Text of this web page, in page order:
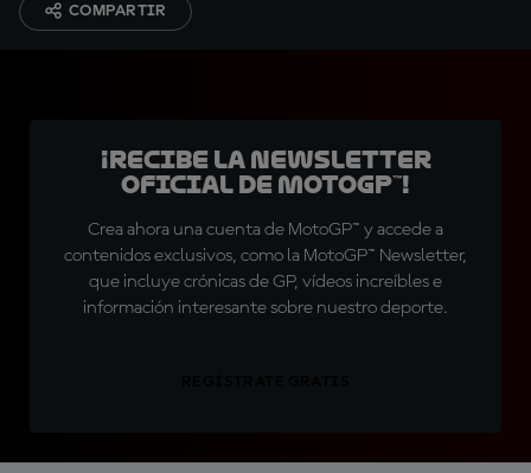
COMPARTIR
¡Recibe la Newsletter
oficial de MotoGP™!
Crea ahora una cuenta de MotoGP™ y accede a
contenidos exclusivos, como la MotoGP™ Newsletter,
que incluye crónicas de GP, vídeos increíbles e
información interesante sobre nuestro deporte.